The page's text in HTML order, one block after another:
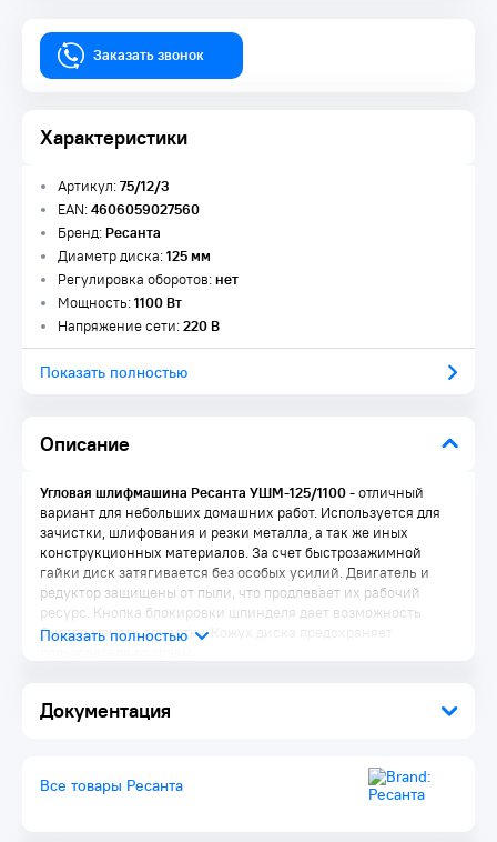
Заказать звонок
Характеристики
Описание
Документация
Артикул:75/12/3
EAN:4606059027560
Бренд:Ресанта
Диаметр диска:125 мм
Регулировка оборотов:нет
Мощность:1100 Вт
Напряжение сети:220 В
Показать полностью
Угловая шлифмашина Ресанта УШМ-125/1100- отличный
вариант для небольших домашних работ. Используется для
зачистки, шлифования и резки металла, а так же иных
конструкционных материалов. За счет быстрозажимной
гайки диск затягивается без особых усилий. Двигатель и
редуктор защищены от пыли, что продлевает их рабочий
ресурс. Кнопка блокировки шпинделя дает возможность
быстро менять оснастку. Кожух диска предохраняет
Система блокировки вала
Ключ для фиксации диска на валу в комплекте
Все товары Ресанта